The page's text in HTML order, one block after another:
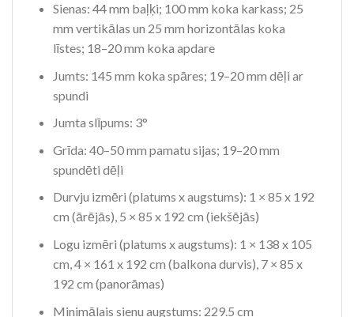
Sienas: 44 mm baļķi; 100 mm koka karkass; 25
mm vertikālas un 25 mm horizontālas koka
līstes; 18–20 mm koka apdare
Jumts: 145 mm koka spāres; 19–20 mm dēļi ar
spundi
Jumta slīpums: 3°
Grīda: 40–50 mm pamatu sijas; 19–20 mm
spundēti dēļi
Durvju izmēri (platums x augstums): 1 × 85 x 192
cm (ārējās), 5 × 85 x 192 cm (iekšējās)
Logu izmēri (platums x augstums): 1 × 138 x 105
cm, 4 × 161 x 192 cm (balkona durvis), 7 × 85 x
192 cm (panorāmas)
Minimālais sienu augstums: 229.5 cm